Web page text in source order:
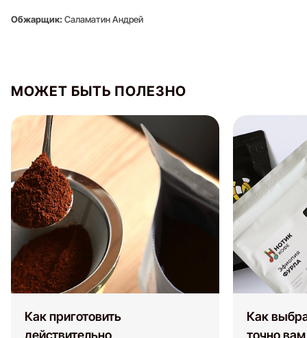
Обжарщик: Саламатин Андрей
Для того, чтобы оставить отзыв,войдите или
зарегистрируйтесь
МОЖЕТ БЫТЬ ПОЛЕЗНО
Как приготовить
действительно
Как
точно